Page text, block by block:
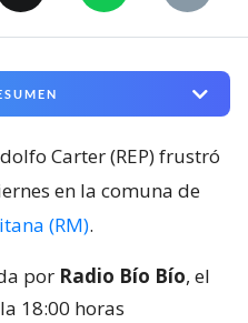
Carter (REP) frustró
en la comuna de
(RM).
por Radio Bío Bío, el
18:00 horas